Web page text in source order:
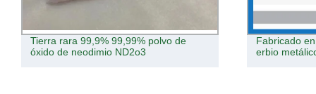
Tierra rara 99,9% 99,99% polvo de
óxido de neodimio ND2o3
Fabricado
erbio